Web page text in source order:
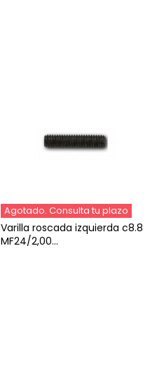
Agotado. Consulta tu plazo
Varilla roscada izquierda c8.8
MF24/2,00...